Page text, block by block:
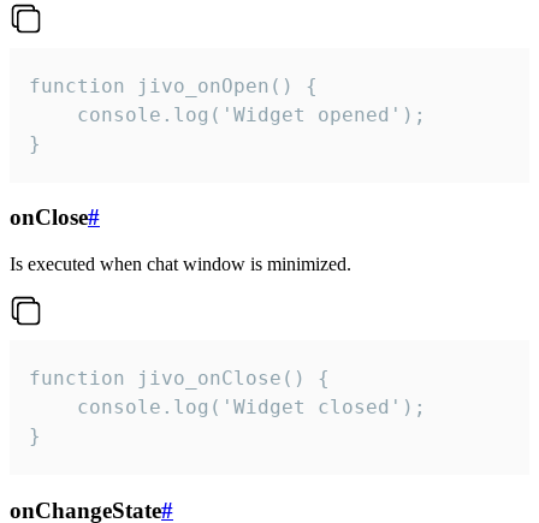
function jivo_onOpen() {
    console.log('Widget opened');
}
onClose#
Is executed when chat window is minimized.
function jivo_onClose() {
    console.log('Widget closed');
}
onChangeState#